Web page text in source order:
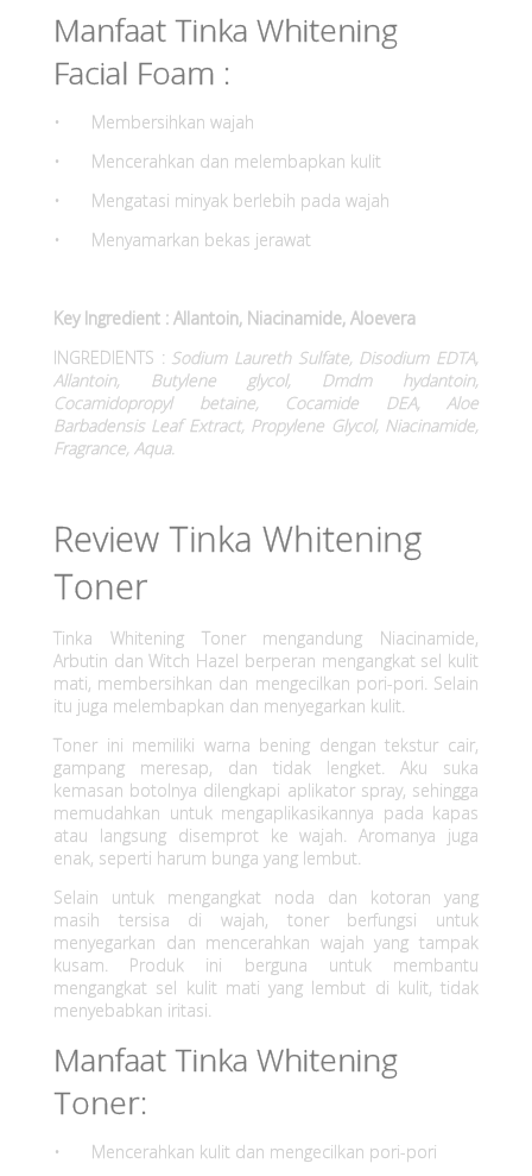
Manfaat Tinka Whitening
Facial Foam :
•
Membersihkan wajah
•
Mencerahkan dan melembapkan kulit
•
Mengatasi minyak berlebih pada wajah
•
Menyamarkan bekas jerawat
Key Ingredient : Allantoin, Niacinamide, Aloevera
INGREDIENTS : Sodium Laureth Sulfate, Disodium EDTA,
Allantoin, Butylene glycol, Dmdm hydantoin,
Cocamidopropyl betaine, Cocamide DEA, Aloe
Barbadensis Leaf Extract, Propylene Glycol, Niacinamide,
Fragrance, Aqua.
Review Tinka Whitening
Toner
Tinka Whitening Toner mengandung Niacinamide,
Arbutin dan Witch Hazel berperan mengangkat sel kulit
mati, membersihkan dan mengecilkan pori-pori. Selain
itu juga melembapkan dan menyegarkan kulit.
Toner ini memiliki warna bening dengan tekstur cair,
gampang meresap, dan tidak lengket. Aku suka
kemasan botolnya dilengkapi aplikator spray, sehingga
memudahkan untuk mengaplikasikannya pada kapas
atau langsung disemprot ke wajah. Aromanya juga
enak, seperti harum bunga yang lembut.
Selain untuk mengangkat noda dan kotoran yang
masih tersisa di wajah, toner berfungsi untuk
menyegarkan dan mencerahkan wajah yang tampak
kusam. Produk ini berguna untuk membantu
mengangkat sel kulit mati yang lembut di kulit, tidak
menyebabkan iritasi.
Manfaat Tinka Whitening
Toner:
•
Mencerahkan kulit dan mengecilkan pori-pori